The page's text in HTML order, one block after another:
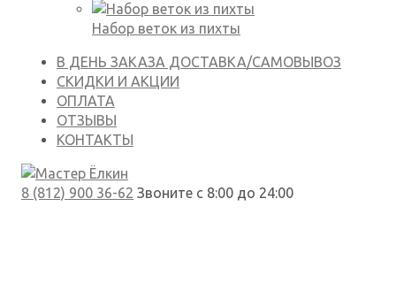
Набор веток из пихты
В ДЕНЬ ЗАКАЗА ДОСТАВКА/САМОВЫВОЗ
СКИДКИ И АКЦИИ
ОПЛАТА
ОТЗЫВЫ
КОНТАКТЫ
8 (812) 900 36-62 Звоните с 8:00 до 24:00